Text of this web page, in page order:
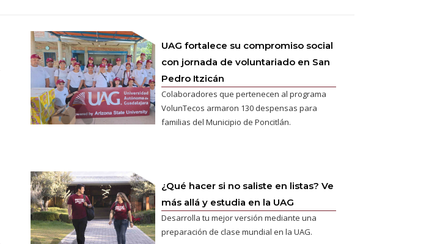
UAG fortalece su compromiso social
con jornada de voluntariado en San
Pedro Itzicán
Colaboradores que pertenecen al programa
VolunTecos armaron 130 despensas para
familias del Municipio de Poncitlán.
¿Qué hacer si no saliste en listas? Ve
más allá y estudia en la UAG
Desarrolla tu mejor versión mediante una
preparación de clase mundial en la UAG.